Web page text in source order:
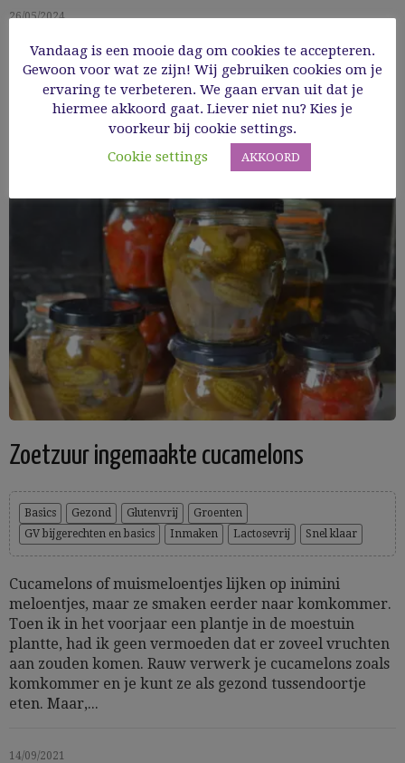
26/05/2024
Zoetzuur ingemaakte cucamelons
Basics Gezond Glutenvrij
Groenten
GV bijgerechten en basics
Inmaken Lactosevrij Snel klaar
Cucamelons of muismeloentjes lijken op inimini
meloentjes, maar ze smaken eerder naar komkommer.
Toen ik in het voorjaar een plantje in de moestuin
plantte, had ik geen vermoeden dat er zoveel vruchten
aan zouden komen. Rauw verwerk je cucamelons zoals
komkommer en je kunt ze als gezond tussendoortje
eten. Maar,...
14/09/2021
Vandaag is een mooie dag om cookies te accepteren.
Gewoon voor wat ze zijn! Wij gebruiken cookies om je
ervaring te verbeteren. We gaan ervan uit dat je
hiermee akkoord gaat. Liever niet nu? Kies je
voorkeur bij cookie settings.
Cookie settings
AKKOORD